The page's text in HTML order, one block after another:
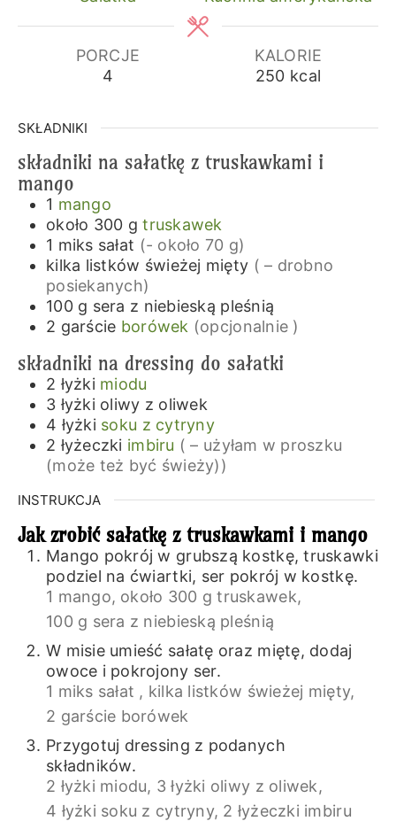
PORCJE
4
KALORIE
250 kcal
SKŁADNIKI
składniki na sałatkę z truskawkami i
mango
1 mango
około 300 g truskawek
1 miks sałat (- około 70 g)
kilka listków świeżej mięty ( – drobno
posiekanych)
100 g sera z niebieską pleśnią
2 garście borówek (opcjonalnie )
składniki na dressing do sałatki
2 łyżki miodu
3 łyżki oliwy z oliwek
4 łyżki soku z cytryny
2 łyżeczki imbiru ( – użyłam w proszku
(może też być świeży))
INSTRUKCJA
Jak zrobić sałatkę z truskawkami i mango
Mango pokrój w grubszą kostkę, truskawki
podziel na ćwiartki, ser pokrój w kostkę.
1 mango, około 300 g truskawek,
100 g sera z niebieską pleśnią
W misie umieść sałatę oraz miętę, dodaj
owoce i pokrojony ser.
1 miks sałat , kilka listków świeżej mięty,
2 garście borówek
Przygotuj dressing z podanych
składników.
2 łyżki miodu, 3 łyżki oliwy z oliwek,
4 łyżki soku z cytryny, 2 łyżeczki imbiru